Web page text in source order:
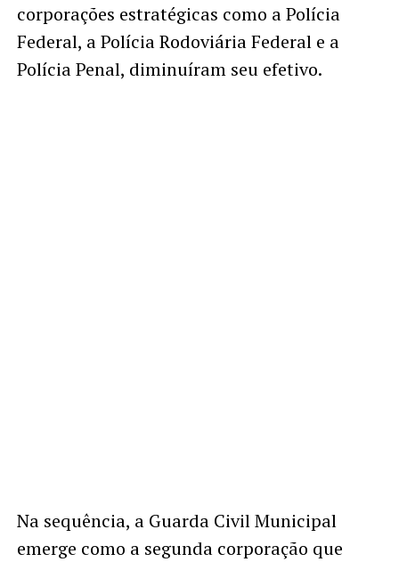
corporações estratégicas como a Polícia
Federal, a Polícia Rodoviária Federal e a
Polícia Penal, diminuíram seu efetivo.
Na sequência, a Guarda Civil Municipal
emerge como a segunda corporação que